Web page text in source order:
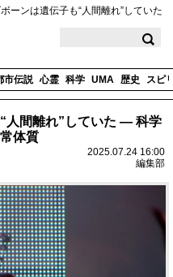
ーンは遺伝子も“人間離れ”していた
市伝説 心霊 科学 UMA 歴史 スピ
人間離れ”していた ― 科学
体質
2025.07.24 16:00
編集部